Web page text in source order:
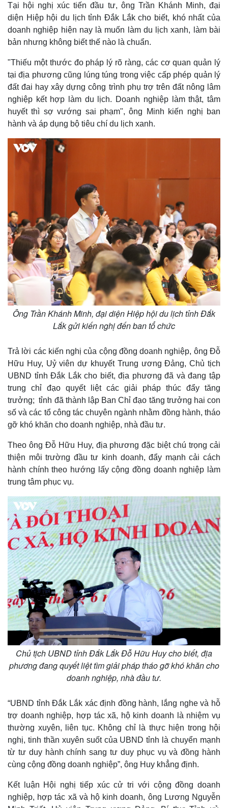
Kinh tế
Bất động sản
Khởi nghiệp
Thị trường
Giá vàng
Tiêu dùng
Tỷ giá
Chứng khoán
Giá cà phê
Tại hội nghị xúc tiến đầu tư, ông Trần Khánh Minh, đại
diện Hiệp hội du lịch tỉnh Đắk Lắk cho biết, khó nhất của
doanh nghiệp hiện nay là muốn làm du lịch xanh, làm bài
bản nhưng không biết thế nào là chuẩn.
"Thiếu một thước đo pháp lý rõ ràng, các cơ quan quản lý
tại địa phương cũng lúng túng trong việc cấp phép quản lý
đất đai hay xây dựng công trình phụ trợ trên đất nông lâm
nghiệp kết hợp làm du lịch. Doanh nghiệp làm thật, tâm
huyết thì sợ vướng sai phạm", ông Minh kiến nghị ban
hành và áp dụng bộ tiêu chí du lịch xanh.
Ông Trần Khánh Minh, đại diện Hiệp hội du lịch tỉnh Đắk
Lắk gửi kiến nghị đến ban tổ chức
Trả lời các kiến nghị của cộng đồng doanh nghiệp, ông Đỗ
Hữu Huy, Uỷ viên dự khuyết Trung ương Đảng, Chủ tịch
UBND tỉnh Đắk Lắk cho biết, địa phương đã và đang tập
trung chỉ đạo quyết liệt các giải pháp thúc đẩy tăng
trưởng; tỉnh đã thành lập Ban Chỉ đạo tăng trưởng hai con
số và các tổ công tác chuyên ngành nhằm đồng hành, tháo
gỡ khó khăn cho doanh nghiệp, nhà đầu tư.
Theo ông Đỗ Hữu Huy, địa phương đặc biệt chú trọng cải
thiện môi trường đầu tư kinh doanh, đẩy mạnh cải cách
hành chính theo hướng lấy cộng đồng doanh nghiệp làm
trung tâm phục vụ.
Chủ tịch UBND tỉnh Đắk Lắk Đỗ Hữu Huy cho biết, địa
phương đang quyết liệt tìm giải pháp tháo gỡ khó khăn cho
doanh nghiệp, nhà đầu tư.
“UBND tỉnh Đắk Lắk xác định đồng hành, lắng nghe và hỗ
trợ doanh nghiệp, hợp tác xã, hộ kinh doanh là nhiệm vụ
thường xuyên, liên tục. Không chỉ là thực hiện trong hội
nghị, tinh thần xuyên suốt của UBND tỉnh là chuyển mạnh
từ tư duy hành chính sang tư duy phục vụ và đồng hành
cùng cộng đồng doanh nghiệp”, ông Huy khẳng định.
Kết luận Hội nghị tiếp xúc cử tri với cộng đồng doanh
nghiệp, hợp tác xã và hộ kinh doanh, ông Lương Nguyễn